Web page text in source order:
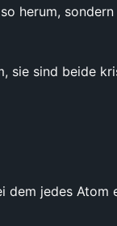
herum,
sie sind beide
jedes Atom